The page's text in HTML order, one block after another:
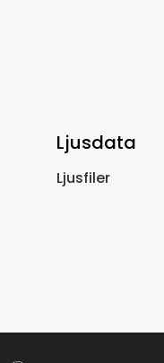
Ljusdata
Ljusfiler